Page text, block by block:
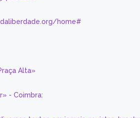
home#
Alta»
- Coimbra: